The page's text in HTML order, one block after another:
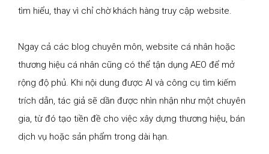
tìm hiểu, thay vì chỉ chờ khách hàng truy cập website.
Ngay cả các blog chuyên môn, website cá nhân hoặc
thương hiệu cá nhân cũng có thể tận dụng AEO để mở
rộng độ phủ. Khi nội dung được AI và công cụ tìm kiếm
trích dẫn, tác giả sẽ dần được nhìn nhận như một chuyên
gia, từ đó tạo tiền đề cho việc xây dựng thương hiệu, bán
dịch vụ hoặc sản phẩm trong dài hạn.